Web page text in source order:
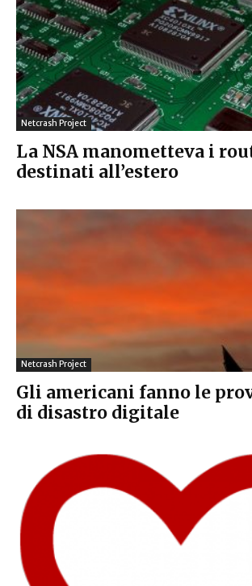
Netcrash Project
La NSA manometteva i
destinati all’estero
Netcrash Project
Gli americani fanno le
di disastro digitale